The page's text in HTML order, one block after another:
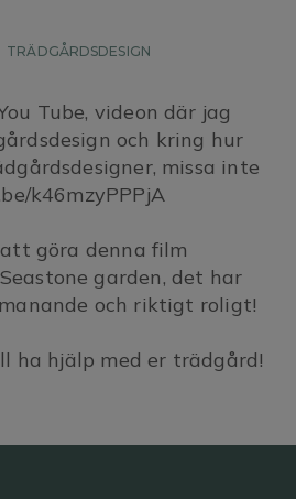
TRÄDGÅRDSDESIGN
Tube, videon där jag
och kring hur
missa inte
k46mzyPPPjA
göra denna film
garden, det har
och riktigt roligt!
ha hjälp med er trädgård!